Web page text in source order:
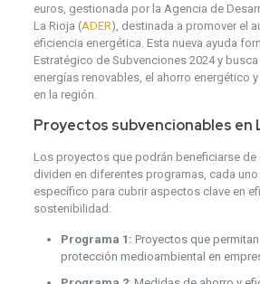
euros, gestionada por la Agencia de
La Rioja (ADER), destinada a promover el
eficiencia energética. Esta nueva ayuda
Estratégico de Subvenciones 2024 y
energías renovables, el ahorro energético
en la región.
Proyectos subvencionables en
Los proyectos que podrán beneficiarse de
dividen en diferentes programas, cada
específico para cubrir aspectos clave en
sostenibilidad:
Programa 1: Proyectos que
protección medioambiental en